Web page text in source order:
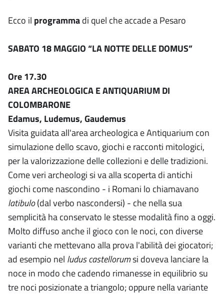
Ecco il programmadi quel che accade a Pesaro
SABATO 18 MAGGIO “LA NOTTE DELLE DOMUS”
Ore 17.30
AREA ARCHEOLOGICA E ANTIQUARIUM DI
COLOMBARONE
Edamus, Ludemus, Gaudemus
Visita guidata all'area archeologica e Antiquarium con
simulazione dello scavo, giochi e racconti mitologici,
per la valorizzazione delle collezioni e delle tradizioni.
Come veri archeologi si va alla scoperta di antichi
giochi come nascondino - i Romani lo chiamavano
latibulo(dal verbo nascondersi) - che nella sua
semplicità ha conservato le stesse modalità fino a oggi.
Molto diffuso anche il gioco con le noci, con diverse
varianti che mettevano alla prova l'abilità dei giocatori;
ad esempio nel ludus castellorumsi doveva lanciare la
noce in modo che cadendo rimanesse in equilibrio su
tre noci posizionate a triangolo; oppure nella variante